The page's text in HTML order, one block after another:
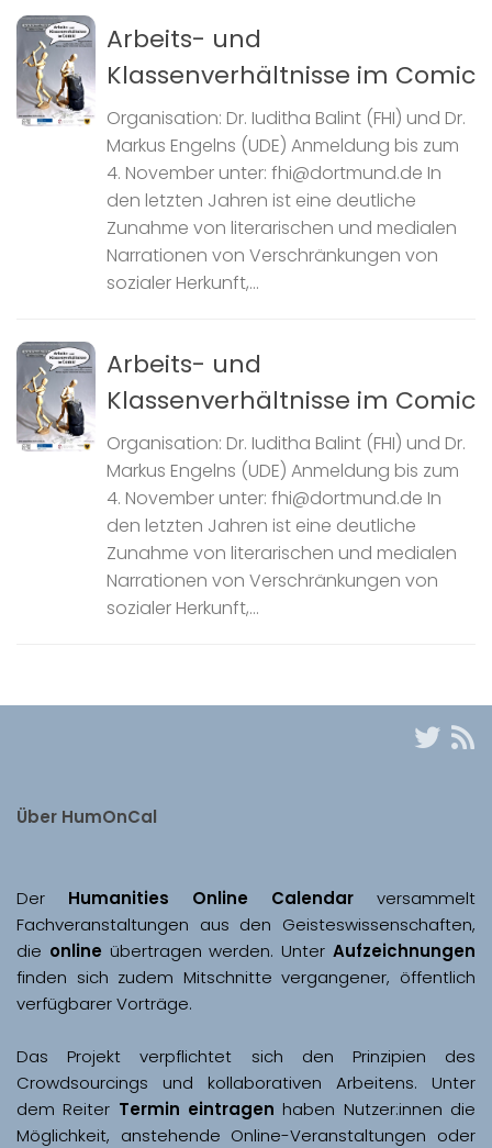
Arbeits- und
Klassenverhältnisse im Comic
Organisation: Dr. Iuditha Balint (FHI) und Dr.
Markus Engelns (UDE) Anmeldung bis zum
4. November unter: fhi@dortmund.de In
den letzten Jahren ist eine deutliche
Zunahme von literarischen und medialen
Narrationen von Verschränkungen von
sozialer Herkunft,...
Arbeits- und
Klassenverhältnisse im Comic
Organisation: Dr. Iuditha Balint (FHI) und Dr.
Markus Engelns (UDE) Anmeldung bis zum
4. November unter: fhi@dortmund.de In
den letzten Jahren ist eine deutliche
Zunahme von literarischen und medialen
Narrationen von Verschränkungen von
sozialer Herkunft,...
Über HumOnCal
Der Humanities Online Calendar versammelt
Fachveranstaltungen aus den Geisteswissenschaften,
die online übertragen werden. Unter Aufzeichnungen
finden sich zudem Mitschnitte vergangener, öffentlich
Das Projekt verpflichtet sich den Prinzipien des
Crowdsourcings und kollaborativen Arbeitens. Unter
dem Reiter Termin eintragen haben Nutzer:innen die
Möglichkeit, anstehende Online-Veranstaltungen oder